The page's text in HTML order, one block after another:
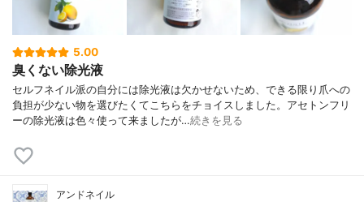
5.00
臭くない除光液
セルフネイル派の自分には除光液は欠かせないため、できる限り爪への
負担が少ない物を選びたくてこちらをチョイスしました。アセトンフリ
ーの除光液は色々使って来ましたが…続きを見る
アンドネイル